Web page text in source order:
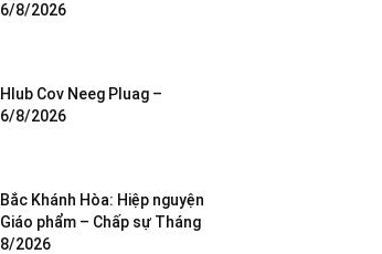
6/8/2026
Hlub Cov Neeg Pluag –
6/8/2026
Bắc Khánh Hòa: Hiệp nguyện
Giáo phẩm – Chấp sự Tháng
8/2026